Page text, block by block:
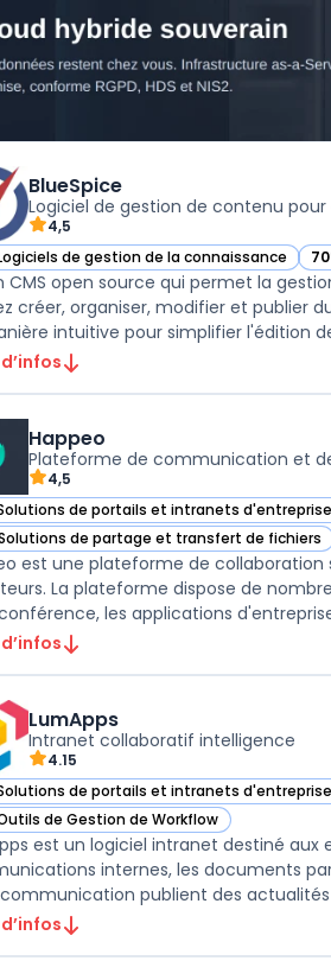
BlueSpice
Logiciel de gestion de contenu pour
4,5
de gestion de la connaissance
BlueSpice dans cette catégorie —
CMS open source qui permet la
créer, organiser, modifier et publier
Happeo
Plateforme de communication et
4,5
de portails et intranets d'entreprise
Happeo dans cette catégorie
de partage et transfert de fichiers
Happeo dans cette catégorie
est une plateforme de
La plateforme dispose de
les applications
LumApps
Intranet collaboratif intelligence
4.15
de portails et intranets d'entreprise
LumApps dans cette catégorie
de Gestion de Workflow
LumApps dans cette catégorie
est un logiciel intranet destiné aux
internes, les documents